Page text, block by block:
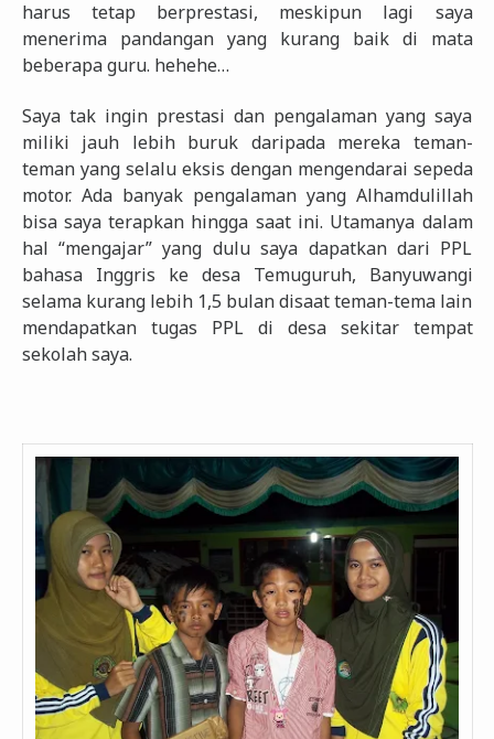
harus tetap berprestasi, meskipun lagi saya
menerima pandangan yang kurang baik di mata
beberapa guru. hehehe…
Saya tak ingin prestasi dan pengalaman yang saya
miliki jauh lebih buruk daripada mereka teman-
teman yang selalu eksis dengan mengendarai sepeda
motor. Ada banyak pengalaman yang Alhamdulillah
bisa saya terapkan hingga saat ini. Utamanya dalam
hal “mengajar” yang dulu saya dapatkan dari PPL
bahasa Inggris ke desa Temuguruh, Banyuwangi
selama kurang lebih 1,5 bulan disaat teman-tema lain
mendapatkan tugas PPL di desa sekitar tempat
sekolah saya.